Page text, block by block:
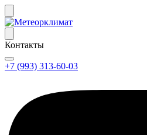
Контакты
+7 (993) 313-60-03